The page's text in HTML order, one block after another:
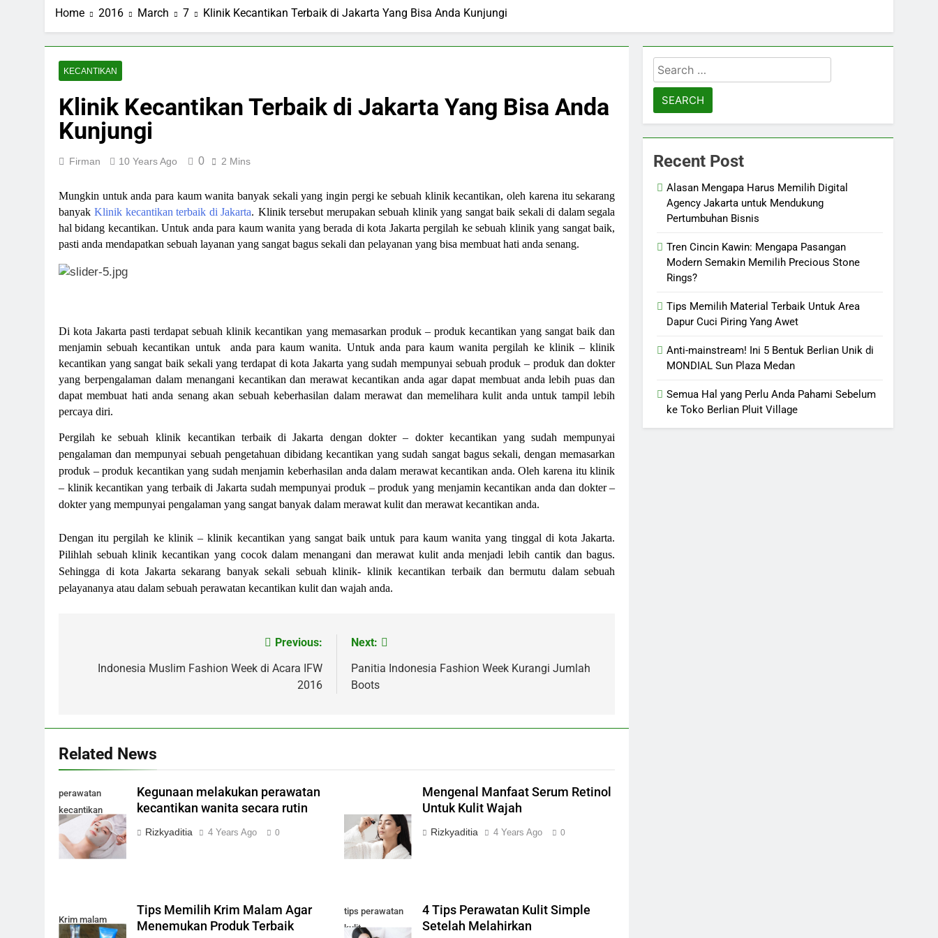
Home 2016 March 7 Klinik Kecantikan Terbaik di Jakarta Yang Bisa Anda Kunjungi
KECANTIKAN
Klinik Kecantikan Terbaik di Jakarta Yang Bisa Anda
Kunjungi
Firman 10 Years Ago 0 2 Mins
Mungkin untuk anda para kaum wanita banyak sekali yang ingin pergi ke sebuah klinik kecantikan, oleh karena itu sekarang
banyak Klinik kecantikan terbaik di Jakarta. Klinik tersebut merupakan sebuah klinik yang sangat baik sekali di dalam segala
hal bidang kecantikan. Untuk anda para kaum wanita yang berada di kota Jakarta pergilah ke sebuah klinik yang sangat baik,
pasti anda mendapatkan sebuah layanan yang sangat bagus sekali dan pelayanan yang bisa membuat hati anda senang.
Di kota Jakarta pasti terdapat sebuah klinik kecantikan yang memasarkan produk – produk kecantikan yang sangat baik dan
menjamin sebuah kecantikan untuk anda para kaum wanita. Untuk anda para kaum wanita pergilah ke klinik – klinik
kecantikan yang sangat baik sekali yang terdapat di kota Jakarta yang sudah mempunyai sebuah produk – produk dan dokter
yang berpengalaman dalam menangani kecantikan dan merawat kecantikan anda agar dapat membuat anda lebih puas dan
dapat membuat hati anda senang akan sebuah keberhasilan dalam merawat dan memelihara kulit anda untuk tampil lebih
percaya diri.
Pergilah ke sebuah klinik kecantikan terbaik di Jakarta
dengan dokter – dokter kecantikan yang sudah mempunyai
pengalaman dan mempunyai sebuah pengetahuan dibidang kecantikan yang sudah sangat bagus sekali, dengan memasarkan
produk – produk kecantikan yang sudah menjamin keberhasilan anda dalam merawat kecantikan anda. Oleh karena itu klinik
– klinik kecantikan yang terbaik di Jakarta sudah mempunyai produk – produk yang menjamin kecantikan anda dan dokter –
dokter yang mempunyai pengalaman yang sangat banyak dalam merawat kulit dan merawat kecantikan anda.
Dengan itu pergilah ke klinik – klinik kecantikan yang sangat baik untuk para kaum wanita yang tinggal di kota Jakarta.
Pilihlah sebuah klinik kecantikan yang cocok dalam menangani dan merawat kulit anda menjadi lebih cantik dan bagus.
Sehingga di kota Jakarta sekarang banyak sekali sebuah klinik- klinik kecantikan terbaik dan bermutu dalam sebuah
pelayananya atau dalam sebuah perawatan kecantikan kulit dan wajah anda.
navigation
Previous:
Indonesia Muslim Fashion Week di Acara IFW
2016
Next:
Panitia Indonesia Fashion Week Kurangi Jumlah
Boots
Related News
perawatan
kecantikan
wanita
Kegunaan melakukan perawatan
kecantikan wanita secara rutin
Rizkyaditia 4 Years Ago 0
Mengenal Manfaat Serum Retinol
Untuk Kulit Wajah
Rizkyaditia 4 Years Ago 0
Krim malam
Tips Memilih Krim Malam Agar
Menemukan Produk Terbaik
tips perawatan
kulit
4 Tips Perawatan Kulit Simple
Setelah Melahirkan
Search
for:
Recent Post
Alasan Mengapa Harus Memilih Digital
Agency Jakarta untuk Mendukung
Pertumbuhan Bisnis
Tren Cincin Kawin: Mengapa Pasangan
Modern Semakin Memilih Precious Stone
Rings?
Tips Memilih Material Terbaik Untuk Area
Dapur Cuci Piring Yang Awet
Anti-mainstream! Ini 5 Bentuk Berlian Unik di
MONDIAL Sun Plaza Medan
Semua Hal yang Perlu Anda Pahami Sebelum
ke Toko Berlian Pluit Village